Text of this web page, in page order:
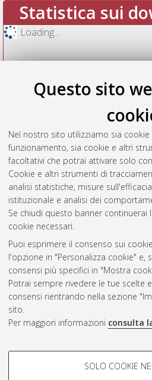
Questo sito
Nel nostro sito utilizziamo sia
funzionamento, sia cookie e altri
facoltativi che potrai attivare solo
Cookie e altri strumenti di
analisi statistiche, misure
istituzionale e analisi dei
Se chiudi questo banner continuerai
cookie necessari.
Puoi esprimere il consenso sui
l'opzione in "Personalizza cookie" e,
consensi più specifici in "Mostra
Potrai sempre rivedere le tue scelte
consensi rientrando nella sezione
sito.
Per maggiori informazioni consulta
COOKIE DI PROFILAZIONE -
SOLO COOKIE
Statistica sui
Loading...
Vedi altre
Gestione del
Atom
Rss
2.0
AMS Acta
ISSN: 2038-7954
re3data.org -
doi.org/10.17616/
Servizio implementato
Impostazioni Cookie